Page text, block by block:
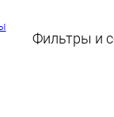
Фильтры и